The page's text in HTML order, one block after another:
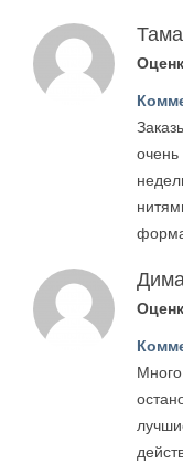
очень
Дима